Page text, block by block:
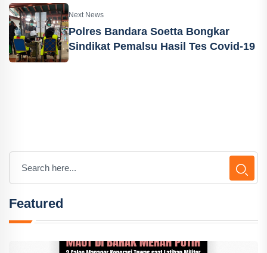
Next News
Polres Bandara Soetta Bongkar
Sindikat Pemalsu Hasil Tes Covid-19
Featured